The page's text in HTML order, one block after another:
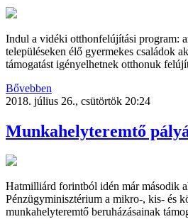
Indul a vidéki otthonfelújítási program:
településeken élő gyermekes családok
támogatást igényelhetnek otthonuk
Bővebben
2018. július 26., csütörtök 20:24
Munkahelyteremtő
Hatmilliárd forintból idén már második
Pénzügyminisztérium a mikro-, kis- és
munkahelyteremtő beruházásainak